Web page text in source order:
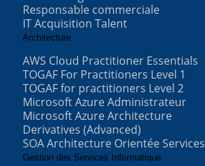
Responsable commerciale
IT Acquisition Talent
Architecture
AWS Cloud Practitioner Essentials
TOGAF For Practitioners Level 1
TOGAF for practitioners Level 2
Microsoft Azure Administrateur
Microsoft Azure Architecture
Derivatives (Advanced)
SOA Architecture Orientée Services
Gestion des Services Informatique